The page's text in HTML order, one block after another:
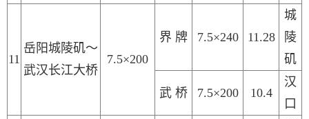
11
岳阳城陵矶～
武汉长江大桥
7.5×200
界 牌 7.5×240 11.28
城
陵
矶
武 桥 7.5×200 10.4
汉
口